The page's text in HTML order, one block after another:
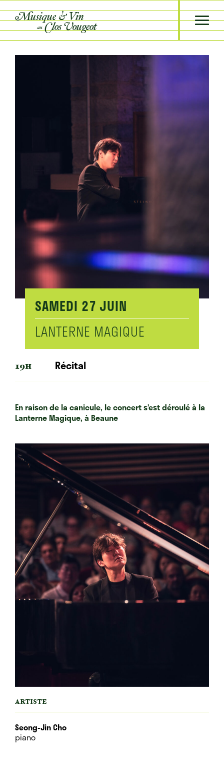
Musique &Vin
au Clos Vougeot
SAMEDI 27 JUIN
LANTERNE MAGIQUE
19H Récital
En raison de la canicule, le concert s’est déroulé à la
Lanterne Magique, à Beaune
ARTISTE
Seong-Jin Cho
piano